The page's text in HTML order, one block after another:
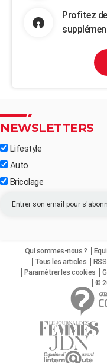
Profitez
NEWSLETTERS
Lifestyle
Auto
Bricolage
Qui sommes-nous ?
Tous les articles
RSS
Paramétrer les cookies
©